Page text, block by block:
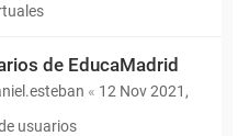
de EducaMadrid
« 12 Nov 2021,
usuarios